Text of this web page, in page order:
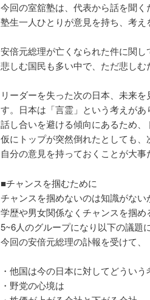
今回の室舘塾は、代表から話を聞く
塾生一人ひとりが意見を持ち、考え
安倍元総理が亡くなられた件に関し
悲しむ国民も多い中で、ただ悲しむ
リーダーを失った次の日本、未来
す。日本は「言霊」という考えが
話し合いを避ける傾向にあるため、
仮にトップが突然倒れたとしても、
自分の意見を持っておくことが大事
■チャンスを掴むために
チャンスを掴めないのは知識がない
学歴や男女関係なくチャンスを掴め
5~6人のグループになり以下の議題
今回の安倍元総理の訃報を受けて、
・他国は今の日本に対してどうい
・野党の心境は